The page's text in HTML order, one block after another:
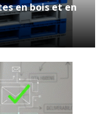
en bois et en